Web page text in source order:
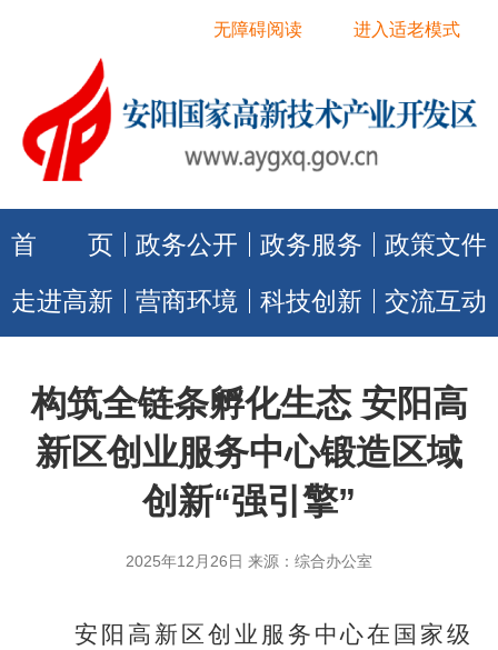
进入适老模式
无障碍阅读
首 页 政务公开 政务服务
政策文件
走进高新
营商环境 科技创新 交流互动
构筑全链条孵化生态 安阳高
新区创业服务中心锻造区域
创新“强引擎”
2025年12月26日 来源：综合办公室
安阳高新区创业服务中心在国家级